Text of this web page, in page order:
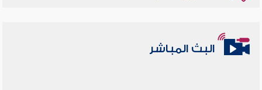
البث المباشر